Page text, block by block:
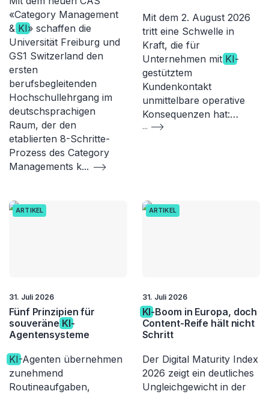
«Category Management
& KI» schaffen die
Universität Freiburg und
GS1 Switzerland den
ersten
berufsbegleitenden
Hochschullehrgang im
deutschsprachigen
Raum, der den
etablierten 8-Schritte-
Prozess des Category
Managements k...
Mit dem 2. August 2026
tritt eine Schwelle in
Kraft, die für
Unternehmen mit KI-
gestütztem
Kundenkontakt
unmittelbare operative
Konsequenzen hat:…
...
ARTIKEL
31. Juli 2026
Fünf Prinzipien für
souveräne KI-
Agentensysteme
KI-Agenten übernehmen
zunehmend
Routineaufgaben,
ARTIKEL
31. Juli 2026
KI-Boom in Europa, doch
Content-Reife hält nicht
Schritt
Der Digital Maturity Index
2026 zeigt ein deutliches
Ungleichgewicht in der